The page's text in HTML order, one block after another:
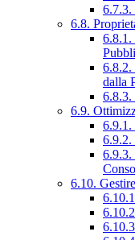
6.7.3.
6.8.
6.8.1.
6.8.2.
dalla
6.8.3.
6.9.
6.9.1.
6.9.2.
6.9.3.
6.10.